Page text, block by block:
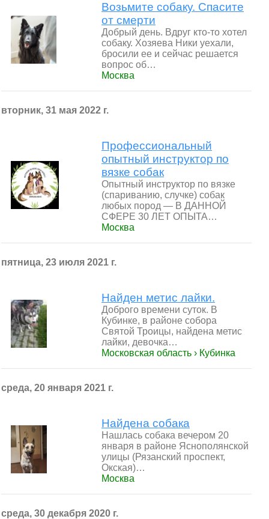
Возьмите собаку. Спасите
от смерти
Добрый день. Вдруг кто-то хотел
собаку. Хозяева Ники уехали,
бросили ее и сейчас решается
вопрос об…
Москва
вторник, 31 мая 2022 г.
Профессиональный
опытный инструктор по
вязке собак
Опытный инструктор по вязке
(спариванию, случке) собак
любых пород — В ДАННОЙ
СФЕРЕ 30 ЛЕТ ОПЫТА…
Москва
пятница, 23 июля 2021 г.
Найден метис лайки.
Доброго времени суток. В
Кубинке, в районе собора
Святой Троицы, найдена метис
лайки, девочка…
Московская область › Кубинка
среда, 20 января 2021 г.
Найдена собака
Нашлась собака вечером 20
января в районе Яснополянской
улицы (Рязанский проспект,
Окская)…
Москва
среда, 30 декабря 2020 г.